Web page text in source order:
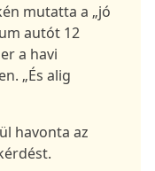
mutatta a „jó
autót 12
a havi
„És alig
havonta az